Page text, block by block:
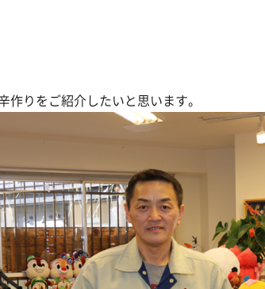
作りをご紹介したいと思います。